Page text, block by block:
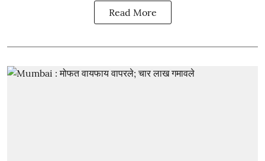
Read More